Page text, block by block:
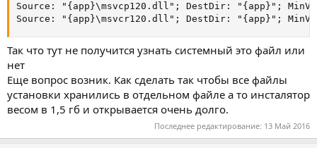
Procedure InitializeWizard();
WizardForm.TypesCombo.OnChange :=
end;
Upd: не заметил, что вопрос уже решён. Тогда отвечу на
другой.
Source: "{app}\msvcp120.dll"; DestDir: "{app}";
Source: "{app}\msvcr120.dll"; DestDir: "{app}";
Так что тут не получится узнать системный это файл или
нет
Еще вопрос возник. Как сделать так чтобы все файлы
установки хранились в отдельном файле а то инсталятор
весом в 1,5 гб и открывается очень долго.
Последнее редактирование: 13 Май 2016